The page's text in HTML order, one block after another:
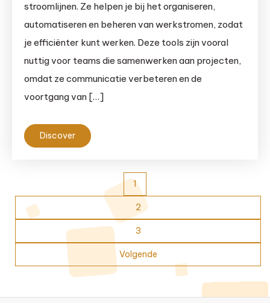
stroomlijnen. Ze helpen je bij het organiseren,
automatiseren en beheren van werkstromen, zodat
je efficiënter kunt werken. Deze tools zijn vooral
nuttig voor teams die samenwerken aan projecten,
omdat ze communicatie verbeteren en de
voortgang van […]
Discover
paginering
1
2
3
Volgende